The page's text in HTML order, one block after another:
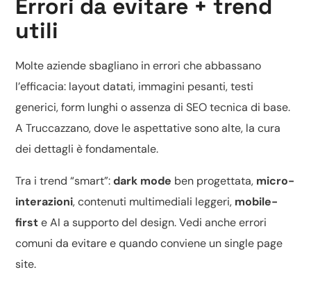
Errori da evitare + trend
utili
Molte aziende sbagliano in errori che abbassano
l’efficacia: layout datati, immagini pesanti, testi
generici, form lunghi o assenza diSEO tecnica di base.
A Truccazzano, dove le aspettative sono alte, la cura
dei dettagli è fondamentale.
Tra i trend “smart”:dark mode ben progettata, micro-
interazioni, contenuti multimediali leggeri, mobile-
firsteAI a supporto del design. Vedi ancheerrori
comuni da evitaree quando conviene unsingle page
site.